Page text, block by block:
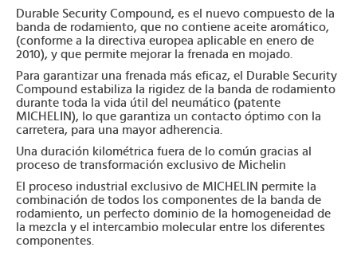
Durable Security Compound, es el nuevo compuesto de la
banda de rodamiento, que no contiene aceite aromático,
(conforme a la directiva europea aplicable en enero de
2010), y que permite mejorar la frenada en mojado.
Para garantizar una frenada más eficaz, el Durable Security
Compound estabiliza la rigidez de la banda de rodamiento
durante toda la vida útil del neumático (patente
MICHELIN), lo que garantiza un contacto óptimo con la
carretera, para una mayor adherencia.
Una duración kilométrica fuera de lo común gracias al
proceso de transformación exclusivo de Michelin
El proceso industrial exclusivo de MICHELIN permite la
combinación de todos los componentes de la banda de
rodamiento, un perfecto dominio de la homogeneidad de
la mezcla y el intercambio molecular entre los diferentes
componentes.